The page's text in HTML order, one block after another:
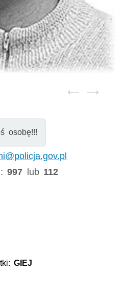
osobę!!!
997 lub 112
GIEJ